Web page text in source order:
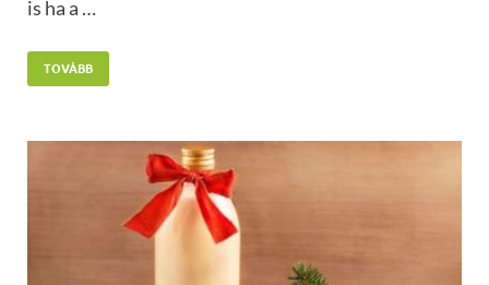
is ha a …
TOVÁBB